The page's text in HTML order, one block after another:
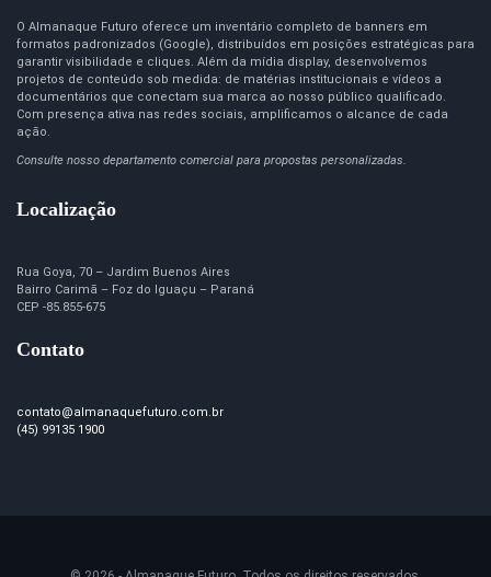
O Almanaque Futuro oferece um inventário completo de banners em
formatos padronizados (Google), distribuídos em posições estratégicas para
garantir visibilidade e cliques. Além da mídia display, desenvolvemos
projetos de conteúdo sob medida: de matérias institucionais e vídeos a
documentários que conectam sua marca ao nosso público qualificado.
Com presença ativa nas redes sociais, amplificamos o alcance de cada
ação.
Consulte nosso departamento comercial para propostas personalizadas.
Localização
Rua Goya, 70 – Jardim Buenos Aires
Bairro Carimã – Foz do Iguaçu – Paraná
CEP -85.855-675
Contato
contato@almanaquefuturo.com.br
(45) 99135 1900